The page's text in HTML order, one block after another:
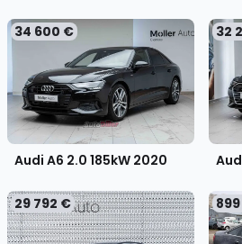
34 600 €
Audi A6 2.0 185kW 2020
32
29 792 €